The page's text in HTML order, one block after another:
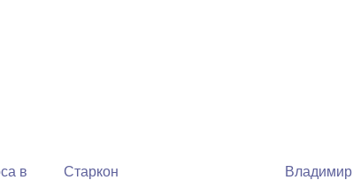
в
Старкон
Владимир